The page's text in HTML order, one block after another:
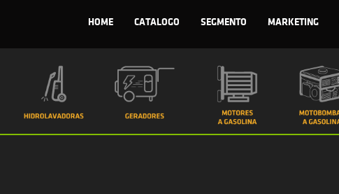
HOME CATALOGO SEGMENTO MARKETING